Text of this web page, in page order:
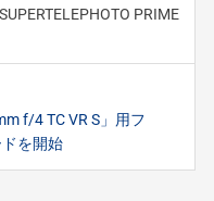
PRIME
f/4 TC VR S」用フ
を開始